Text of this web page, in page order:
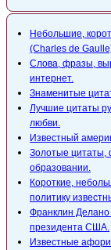
Небольшие,
(Charles de
Слова, фразы,
интернет.
Знамeнитые
Лучшие цитаты
любви.
Известный
Золотые цитаты,
образовании.
Короткие,
политику
Франклин Делано
президента США.
Известные